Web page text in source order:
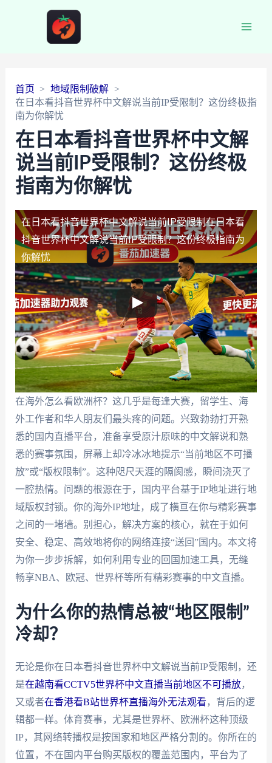
首页
地域限制破解
在日本看抖音世界杯中文解说当前IP受限制？这份终极指
南为你解忧
在日本看抖音世界杯中文解
说当前IP受限制？这份终极
指南为你解忧
在日本看抖音世界杯中文解说当前IP受限制在日本看
抖音世界杯中文解说当前IP受限制？这份终极指南为
你解忧
在海外怎么看欧洲杯？这几乎是每逢大赛，留学生、海
外工作者和华人朋友们最头疼的问题。兴致勃勃打开熟
悉的国内直播平台，准备享受原汁原味的中文解说和熟
悉的赛事氛围，屏幕上却冷冰冰地提示“当前地区不可播
放”或“版权限制”。这种咫尺天涯的隔阂感，瞬间浇灭了
一腔热情。问题的根源在于，国内平台基于IP地址进行地
域版权封锁。你的海外IP地址，成了横亘在你与精彩赛事
之间的一堵墙。别担心，解决方案的核心，就在于如何
安全、稳定、高效地将你的网络连接“送回”国内。本文将
为你一步步拆解，如何利用专业的回国加速工具，无缝
畅享NBA、欧冠、世界杯等所有精彩赛事的中文直播。
为什么你的热情总被“地区限制”
冷却？
无论是你在日本看抖音世界杯中文解说当前IP受限制，还
是在越南看CCTV5世界杯中文直播当前地区不可播放，
又或者在香港看B站世界杯直播海外无法观看 ，背后的逻
辑都一样。体育赛事，尤其是世界杯、欧洲杯这种顶级
IP，其网络转播权是按国家和地区严格分割的。你所在的
位置，不在国内平台购买版权的覆盖范围内，平台为了